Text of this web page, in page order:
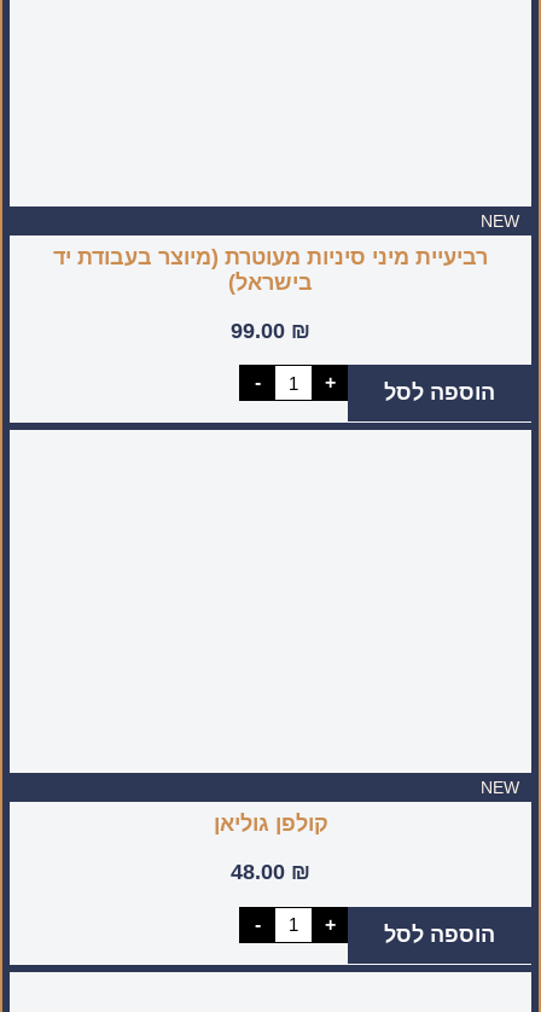
NEW
רביעיית מיני סיניות מעוטרת (מיוצר בעבודת יד
בישראל)
99.00 ₪
-
כמות
של
מיני
+ הוספה לסל
NEW
קולפן גוליאן
48.00 ₪
-
כמות
של
גוליאן
+ הוספה לסל